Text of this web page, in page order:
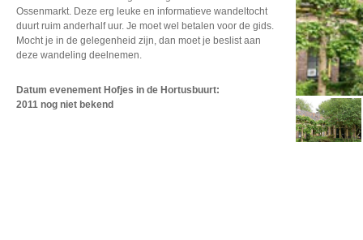
Ossenmarkt. Deze erg leuke en informatieve wandeltocht
duurt ruim anderhalf uur. Je moet wel betalen voor de gids.
Mocht je in de gelegenheid zijn, dan moet je beslist aan
deze wandeling deelnemen.
Datum evenement Hofjes in de Hortusbuurt:
2011 nog niet bekend